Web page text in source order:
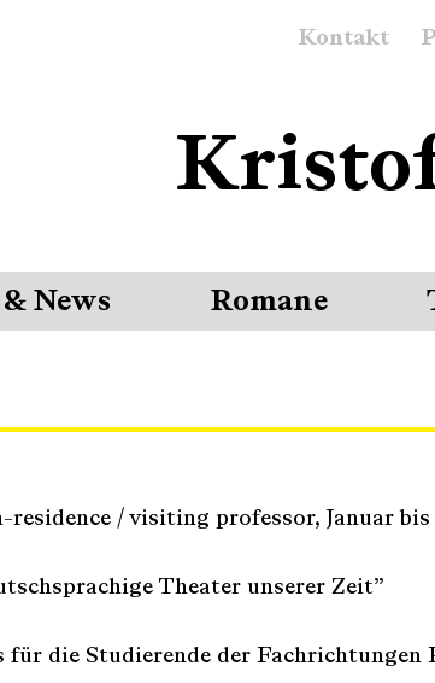
Kontakt
News Romane
residence / visiting professor, Januar bis
Theater unserer Zeit”
für die Studierende der